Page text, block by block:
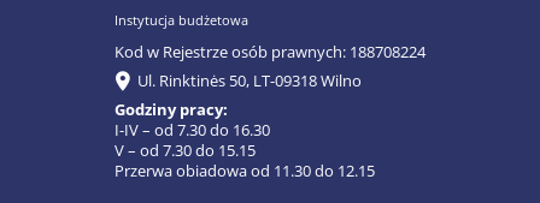
Instytucja budżetowa
Kod w Rejestrze osób prawnych: 188708224
Ul. Rinktinės 50, LT-09318 Wilno
Godziny pracy:
I-IV – od 7.30 do 16.30
V – od 7.30 do 15.15
Przerwa obiadowa od 11.30 do 12.15